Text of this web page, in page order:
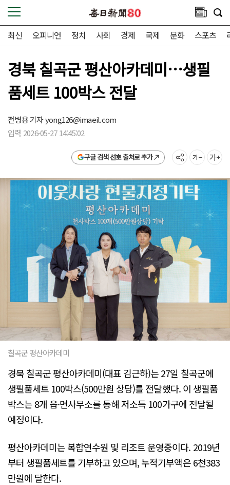
최신 오피니언 정치 사회 경제 국제 문화 스포츠
경북 칠곡군 평산아카데미…생필
품세트 100박스 전달
전병용 기자yong126@imaeil.com
입력 2026-05-27 14:45:02
구글 검색 선호 출처로 추가
칠곡군 평산아카데미
경북 칠곡군 평산아카데미(대표 김근하)는 27일 칠곡군에
생필품세트 100박스(500만원 상당)를 전달했다. 이 생필품
박스는 8개 읍·면사무소를 통해 저소득 100가구에 전달될
예정이다.
평산아카데미는 복합연수원 및 리조트 운영중이다. 2019년
부터 생필품세트를 기부하고 있으며, 누적기부액은 6천383
만원에 달한다.